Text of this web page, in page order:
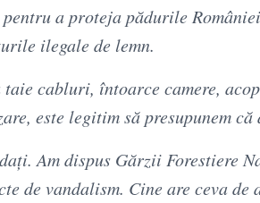
a proteja pădurile
ilegale de lemn.
cabluri, întoarce camere,
este legitim să presupunem
Am dispus Gărzii Forestiere
de vandalism. Cine are ceva